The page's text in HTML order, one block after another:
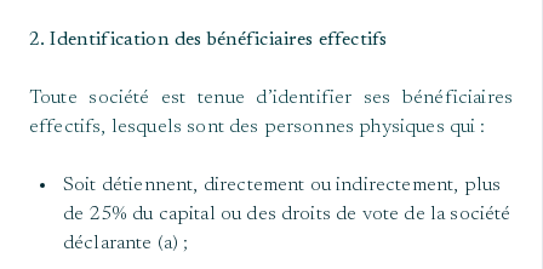
2. Identification des bénéficiaires effectifs
Toute société est tenue d’identifier ses bénéficiaires
effectifs, lesquels sont des personnes physiques qui :
Soit détiennent, directement ou indirectement, plus
de 25% du capital ou des droits de vote de la société
déclarante (a) ;